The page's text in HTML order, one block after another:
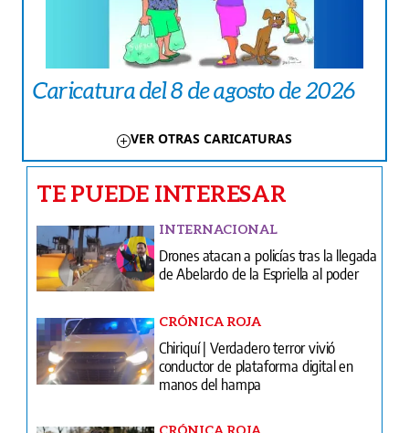
Caricatura del 8 de agosto de 2026
VER OTRAS CARICATURAS
TE PUEDE INTERESAR
INTERNACIONAL
Drones atacan a policías tras la llegada
de Abelardo de la Espriella al poder
CRÓNICA ROJA
Chiriquí | Verdadero terror vivió
conductor de plataforma digital en
manos del hampa